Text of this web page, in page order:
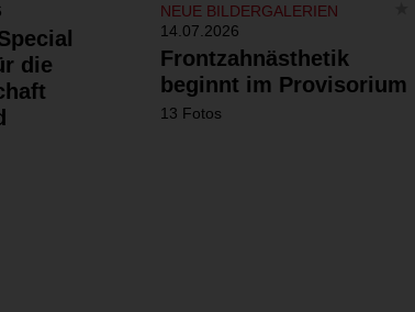
die
NEUE BILDERGALERIEN
14.07.2026
Frontzahnästhetik
beginnt im Provisorium
13 Fotos